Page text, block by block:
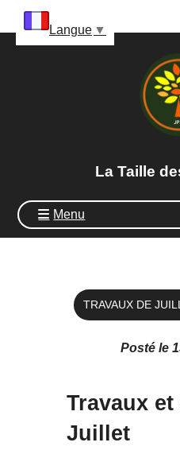
La Taille des
Menu
TRAVAUX DE
Posté le
Travaux
Juillet
Langue ▼